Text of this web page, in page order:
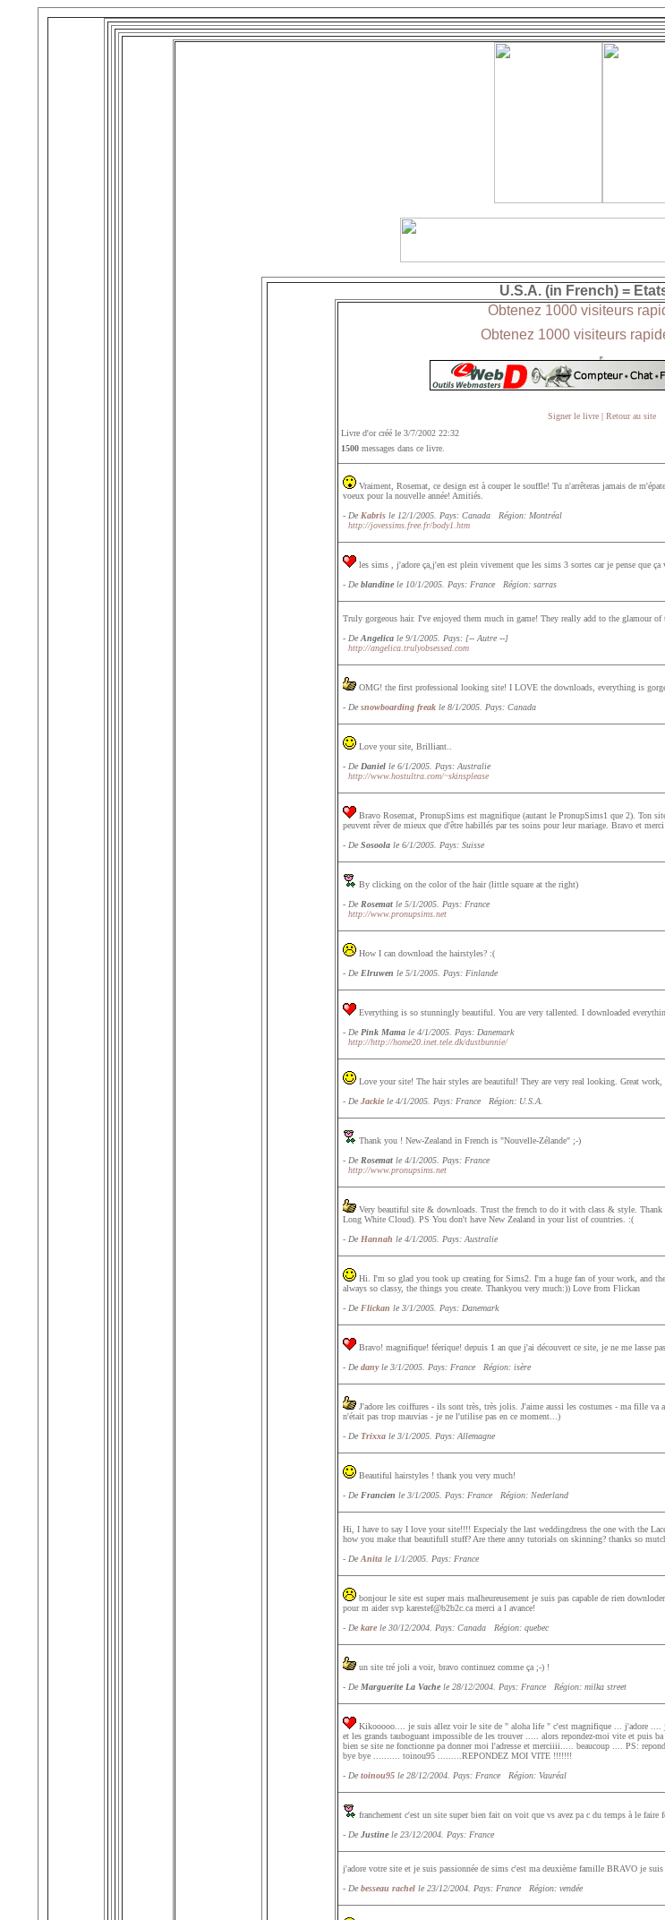
U.S.A. (in French) =
Obtenez 1000 visiteurs
Obtenez 1000 visiteurs
Signer le livre| Retour au site
Livre d'or créé le 3/7/2002 22:32
1500messages dans ce livre.
Vraiment, Rosemat, ce design est à couper le souffle! Tu n'arrêteras jamais de
voeux pour la nouvelle année! Amitiés.
- De Kabrisle 12/1/2005. Pays: Canada Région: Montréal
http://jovessims.free.fr/body1.htm
les sims , j'adore ça,j'en est plein vivement que les sims 3 sortes car je pense que ça
- De blandinele 10/1/2005. Pays: France Région: sarras
Truly gorgeous hair. I've enjoyed them much in game! They really add to the glamour
- De Angelicale 9/1/2005. Pays: [-- Autre --]
http://angelica.trulyobsessed.com
OMG! the first professional looking site! I LOVE the downloads, everything is
- De snowboarding freakle 8/1/2005. Pays: Canada
Love your site, Brilliant..
- De Danielle 6/1/2005. Pays: Australie
http://www.hostultra.com/~skinsplease
Bravo Rosemat, PronupSims est magnifique (autant le PronupSims1 que 2). Ton
peuvent rêver de mieux que d'être habillés par tes soins pour leur mariage. Bravo et merci
- De Sosoolale 6/1/2005. Pays: Suisse
By clicking on the color of the hair (little square at the right)
- De Rosematle 5/1/2005. Pays: France
http://www.pronupsims.net
How I can download the hairstyles? :(
- De Elruwen le 5/1/2005. Pays: Finlande
Everything is so stunningly beautiful. You are very tallented. I downloaded
- De Pink Mamale 4/1/2005. Pays: Danemark
http://http://home20.inet.tele.dk/dustbunnie/
Love your site! The hair styles are beautiful! They are very real looking. Great work,
- De Jackiele 4/1/2005. Pays: France Région: U.S.A.
Thank you ! New-Zealand in French is "Nouvelle-Zélande" ;-)
- De Rosematle 4/1/2005. Pays: France
http://www.pronupsims.net
Very beautiful site & downloads. Trust the french to do it with class & style. Thank
Long White Cloud). PS You don't have New Zealand in your list of countries. :(
- De Hannah le 4/1/2005. Pays: Australie
Hi. I'm so glad you took up creating for Sims2. I'm a huge fan of your work, and
always so classy, the things you create. Thankyou very much:)) Love from Flickan
- De Flickan le 3/1/2005. Pays: Danemark
Bravo! magnifique! féerique! depuis 1 an que j'ai découvert ce site, je ne me lasse
- De danyle 3/1/2005. Pays: France Région: isère
J'adore les coiffures - ils sont très, très jolis. J'aime aussi les costumes - ma fille va
n'était pas trop mauvias - je ne l'utilise pas en ce moment...)
- De Trixxale 3/1/2005. Pays: Allemagne
Beautiful hairstyles ! thank you very much!
- De Francien le 3/1/2005. Pays: France Région: Nederland
Hi, I have to say I love your site!!!! Especialy the last weddingdress the one with the
how you make that beautifull stuff? Are there anny tutorials on skinning? thanks so
- De Anitale 1/1/2005. Pays: France
bonjour le site est super mais malheureusement je suis pas capable de rien
pour m aider svp karestef@b2b2c.ca merci a l avance!
- De karele 30/12/2004. Pays: Canada Région: quebec
un site tré joli a voir, bravo continuez comme ça ;-) !
- De Marguerite La Vachele 28/12/2004. Pays: France Région: milka street
Kikooooo.... je suis allez voir le site de " aloha life " c'est magnifique ... j'adore ....
et les grands tauboguant impossible de les trouver ..... alors repondez-moi vite et puis
bien se site ne fonctionne pa donner moi l'adresse et merciiii..... beaucoup .... PS:
bye bye .......... toinou95 .........REPONDEZ MOI VITE !!!!!!!
- De toinou95le 28/12/2004. Pays: France Région: Vauréal
franchement c'est un site super bien fait on voit que vs avez pa c du temps à le
- De Justinele 23/12/2004. Pays: France
j'adore votre site et je suis passionnée de sims c'est ma deuxième famille BRAVO je
- De besseau rachelle 23/12/2004. Pays: France Région: vendée